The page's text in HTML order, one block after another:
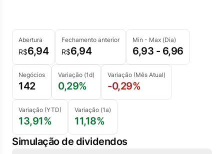
Abertura
R$6,94
Fechamento anterior
R$6,94
Min - Max (Dia)
6,93 - 6,96
Negócios
142
Variação (1d)
0,29%
Variação (Mês Atual)
-0,29%
Variação (YTD)
13,91%
Variação (1a)
11,18%
Simulação de dividendos